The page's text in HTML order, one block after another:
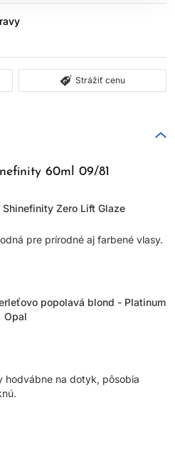
Strážiť cenu
60ml 09/81
Zero Lift Glaze
pre prírodné aj farbené vlasy.
popolavá blond - Platinum
Opal
hodvábne na dotyk, pôsobia